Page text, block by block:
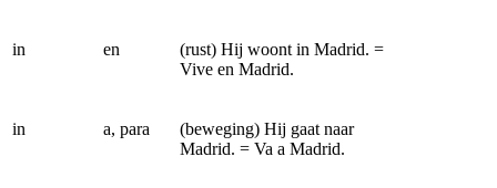
in en
(rust) Hij woont in Madrid. =
Vive en Madrid.
in a, para
(beweging) Hij gaat naar
Madrid. = Va a Madrid.